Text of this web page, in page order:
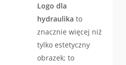
Logo dla
hydraulika to
znacznie więcej niż
tylko estetyczny
obrazek; to